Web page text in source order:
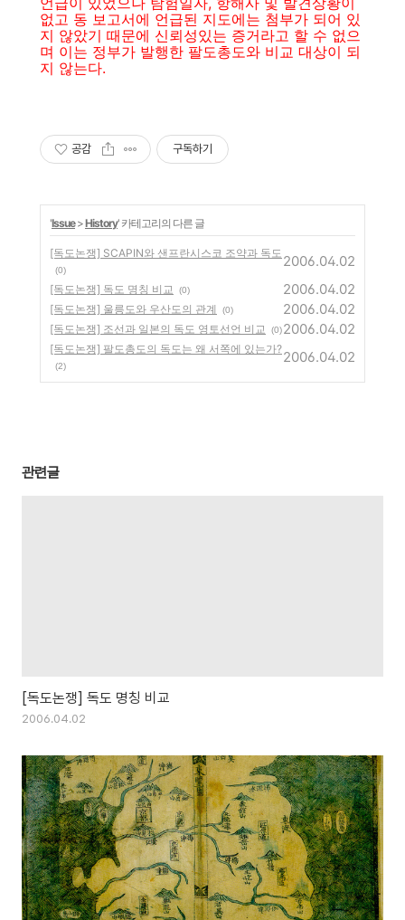
없고 동 보고서에 언급된 지도에는 첨부가 되어 있
지 않았기 때문에 신뢰성있는 증거라고 할 수 없으
며 이는 정부가 발행한 팔도총도와 비교 대상이 되
지 않는다.
공감 구독하기
'Issue>History' 카테고리의 다른 글
[독도논쟁] SCAPIN와 샌프란시스코 조약과 독도
(0)
2006.04.02
[독도논쟁] 독도 명칭 비교 (0) 2006.04.02
[독도논쟁] 울릉도와 우산도의 관계 (0) 2006.04.02
[독도논쟁] 조선과 일본의 독도 영토선언 비교 (0)2006.04.02
[독도논쟁] 팔도총도의 독도는 왜 서쪽에 있는가?
(2)
2006.04.02
관련글
[독도논쟁] 독도 명칭 비교
2006.04.02